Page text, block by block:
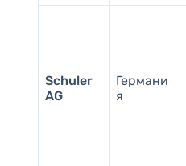
Schuler
AG
Германи
я